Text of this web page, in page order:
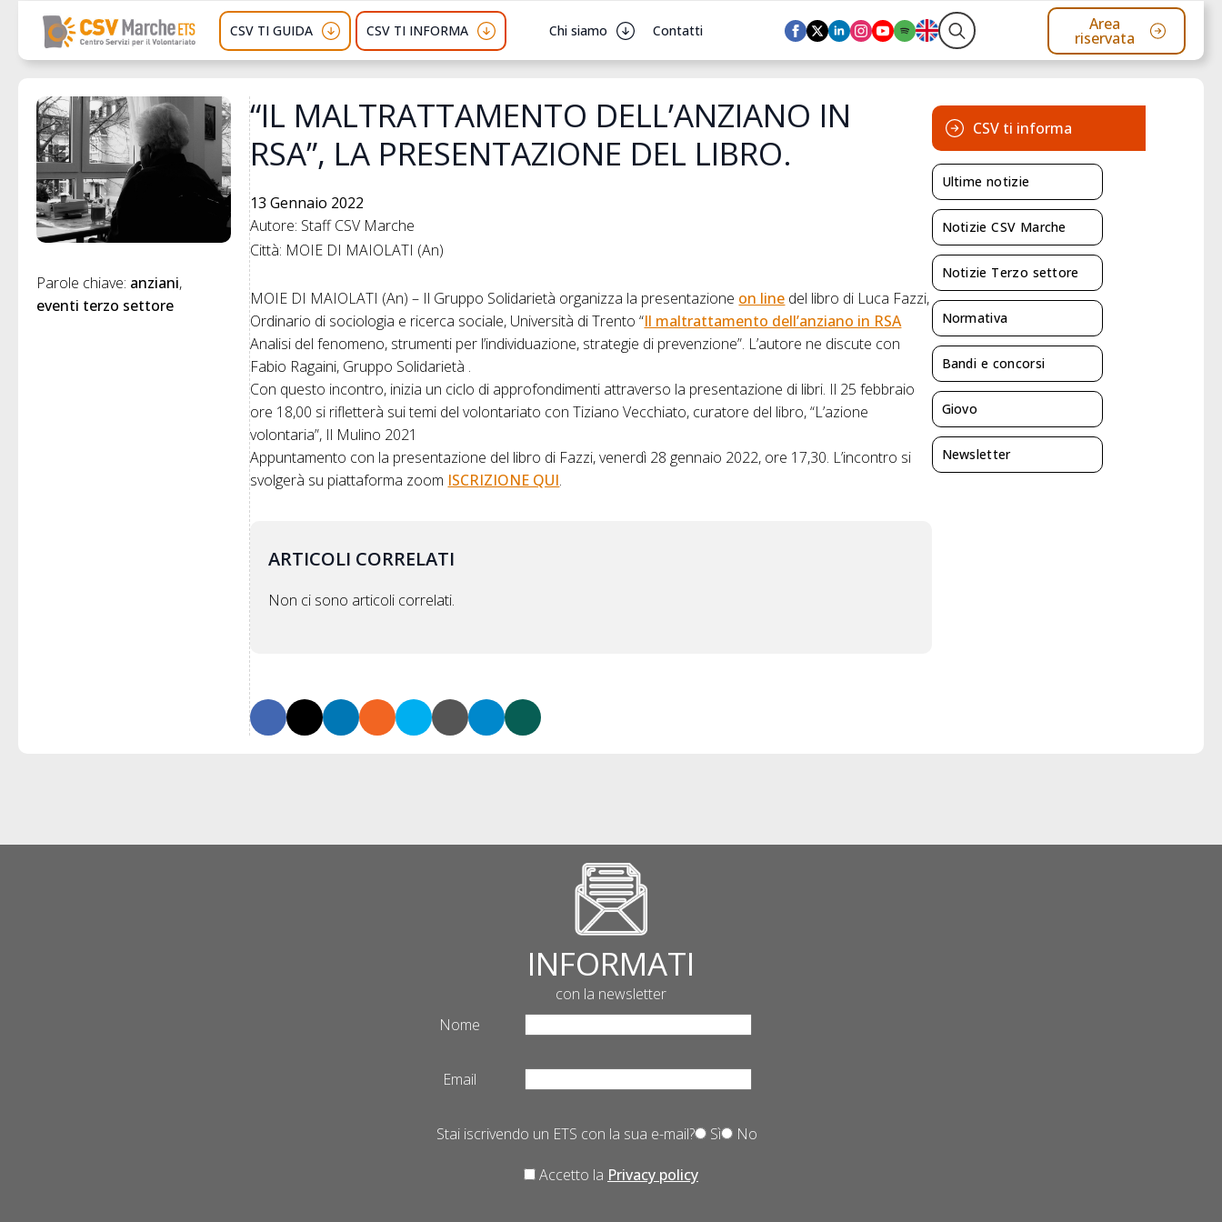
CSV TI GUIDA CSV TI INFORMA Chi siamo Contatti
Search
Area
riservata
Parole chiave: anziani
eventi terzo settore
“IL MALTRATTAMENTO DELL’ANZIANO IN
RSA”, LA PRESENTAZIONE DEL LIBRO.
13 Gennaio 2022
Autore: Staff CSV Marche
Città: MOIE DI MAIOLATI (An)
MOIE DI MAIOLATI (An) – Il Gruppo Solidarietà organizza la presentazione on line del libro di Luca Fazzi,
Ordinario di sociologia e ricerca sociale, Università di Trento “Il maltrattamento dell’anziano in RSA
Analisi del fenomeno, strumenti per l’individuazione, strategie di prevenzione”. L’autore ne discute con
Fabio Ragaini, Gruppo Solidarietà .
Con questo incontro, inizia un ciclo di approfondimenti attraverso la presentazione di libri. Il 25 febbraio
ore 18,00 si rifletterà sui temi del volontariato con Tiziano Vecchiato, curatore del libro, “L’azione
volontaria”, Il Mulino 2021
Appuntamento con la presentazione del libro di Fazzi, venerdì 28 gennaio 2022, ore 17,30. L’incontro si
svolgerà su piattaforma zoom ISCRIZIONE QUI.
ARTICOLI CORRELATI
Non ci sono articoli correlati.
CSV ti informa
Ultime notizie
Notizie CSV Marche
Notizie Terzo settore
Normativa
Bandi e concorsi
Giovo
Newsletter
INFORMATI
con la newsletter
Nome
Email
Stai iscrivendo un ETS con la sua e-mail? Sì No
Accetto la Privacy policy